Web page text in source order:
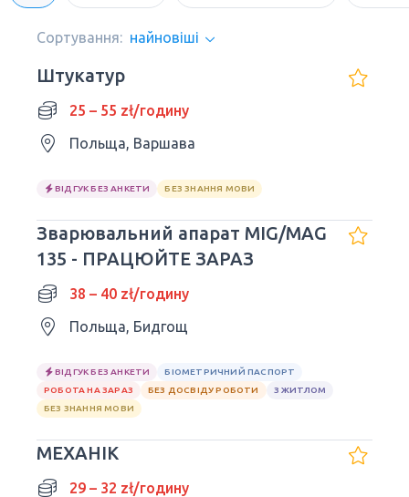
Сортування: найновіші
Штукатур
25 – 55 zł/годину
Польща, Варшава
ВІДГУК БЕЗ АНКЕТИ БЕЗ ЗНАННЯ МОВИ
Зварювальний апарат MIG/MAG
135 - ПРАЦЮЙТЕ ЗАРАЗ
38 – 40 zł/годину
Польща, Бидгощ
ВІДГУК БЕЗ АНКЕТИ
БІОМЕТРИЧНИЙ ПАСПОРТ
РОБОТА НА ЗАРАЗ
БЕЗ ДОСВІДУ РОБОТИ
З ЖИТЛОМ
БЕЗ ЗНАННЯ МОВИ
МЕХАНІК
29 – 32 zł/годину